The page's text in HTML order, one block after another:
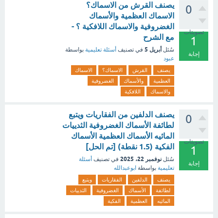
0
تصويتات
1
إجابة
يصنف القرش من الاسماك؟
الاسماك العظمية والأسماك
الغضروفية والاسماك اللافكية ؟ -
مع الشرح
سُئل أبريل 5 في تصنيف أسئلة تعليمية بواسطة
عبود
يصنف القرش الاسماك؟
الاسماك
العظمية
والأسماك
الغضروفية
والاسماك
اللافكية
0
تصويتات
1
إجابة
يصنف الدلفين من الفقاريات ويتبع
لطائفة الأسماك الغضروفية الثدييات
المائيه الأسماك العظمية الأسماك
الفكية (1.5 نقطة) [تم الحل]
سُئل نوفمبر 22، 2025 في تصنيف أسئلة
تعليمية بواسطة ابوعبدالله
يصنف الدلفين الفقاريات
ويتبع
لطائفة
الأسماك الغضروفية
الثدييات
المائيه
العظمية الفكية